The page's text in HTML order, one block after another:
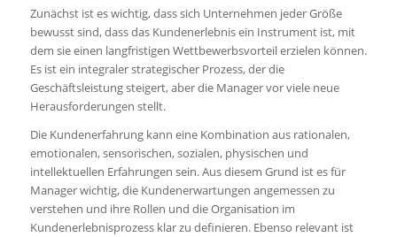
Zunächst ist es wichtig, dass sich Unternehmen jeder Größe
bewusst sind, dass das Kundenerlebnis ein Instrument ist, mit
dem sie einen langfristigen Wettbewerbsvorteil erzielen können.
Es ist ein integraler strategischer Prozess, der die
Geschäftsleistung steigert, aber die Manager vor viele neue
Herausforderungen stellt.
Die Kundenerfahrung kann eine Kombination aus rationalen,
emotionalen, sensorischen, sozialen, physischen und
intellektuellen Erfahrungen sein. Aus diesem Grund ist es für
Manager wichtig, die Kundenerwartungen angemessen zu
verstehen und ihre Rollen und die Organisation im
Kundenerlebnisprozess klar zu definieren. Ebenso relevant ist